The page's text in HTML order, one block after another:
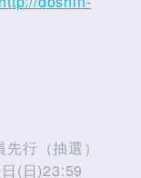
行（抽選）
(日)23:59